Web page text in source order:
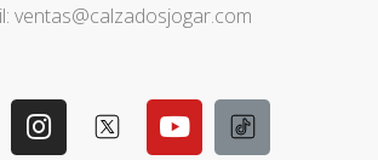
ventas@calzadosjogar.com